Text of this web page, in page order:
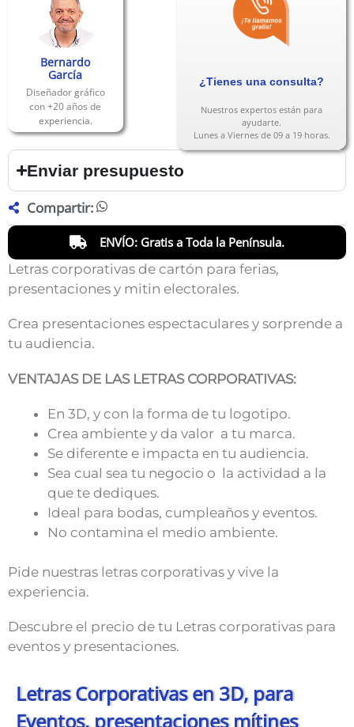
Bernardo
García
Diseñador gráfico
con +20 años de
experiencia.
¿Tienes una consulta?
Nuestros expertos están para
ayudarte.
Lunes a Viernes de 09 a 19 horas.
Enviar presupuesto
Compartir:
ENVÍO: Gratis a Toda la Península.
Letras corporativas de cartón para ferias,
presentaciones y mitin electorales.
Crea presentaciones espectaculares y sorprende a
tu audiencia.
VENTAJAS DE LAS LETRAS CORPORATIVAS:
En 3D, y con la forma de tu logotipo.
Crea ambiente y da valor a tu marca.
Se diferente e impacta en tu audiencia.
Sea cual sea tu negocio o la actividad a la
que te dediques.
Ideal para bodas, cumpleaños y eventos.
No contamina el medio ambiente.
Pide nuestras letras corporativas y vive la
experiencia.
Descubre el precio de tu Letras corporativas para
eventos y presentaciones.
Letras Corporativas en 3D, para
Eventos, presentaciones mítines